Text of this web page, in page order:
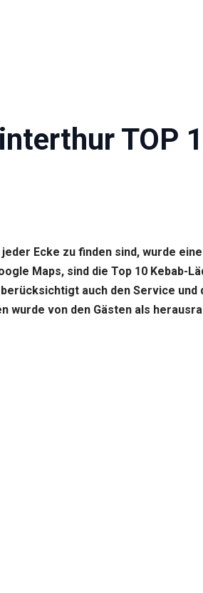
TOP
Ecke zu finden sind, wurde
Maps, sind die Top 10 Kebab-
auch den Service und
von den Gästen als